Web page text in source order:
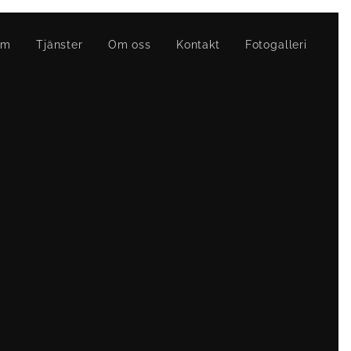
Tjänster Om oss Kontakt Fotogalleri